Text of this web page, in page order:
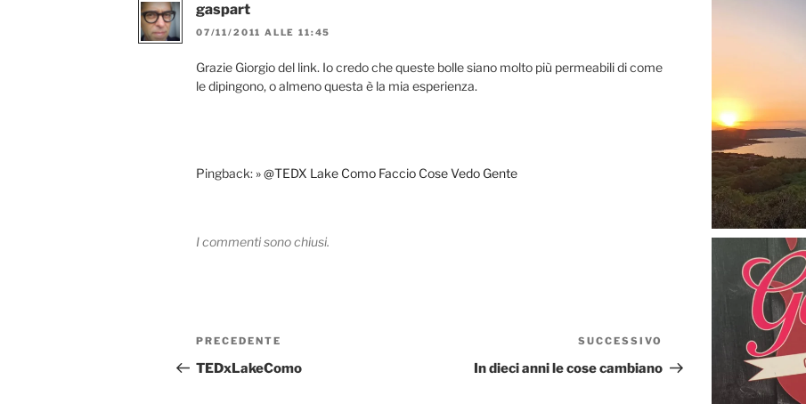
gaspart
07/11/2011 ALLE 11:45
Grazie Giorgio del link. Io credo che queste bolle siano molto più permeabili di come
le dipingono, o almeno questa è la mia esperienza.
Pingback: » @TEDX Lake Como Faccio Cose Vedo Gente
I commenti sono chiusi.
Navigazione
articoli
Articolo
precedente:
PRECEDENTE
TEDxLakeComo
successivo
SUCCESSIVO
In dieci anni le cose cambiano